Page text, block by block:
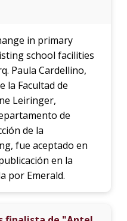
in primary
school facilities
Paula Cardellino,
la Facultad de
Leiringer,
de
de la
fue aceptado en
en la
por Emerald.